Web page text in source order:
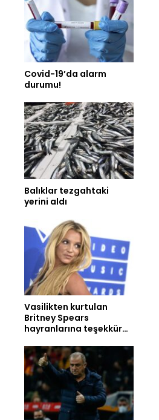
Covid-19’da alarm
durumu!
Balıklar tezgahtaki
yerini aldı
Vasilikten kurtulan
Britney Spears
hayranlarına teşekkür…